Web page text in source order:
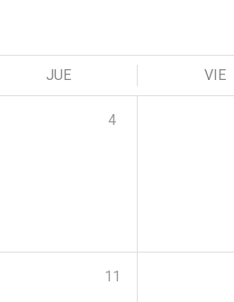
JUE VIE
4
11